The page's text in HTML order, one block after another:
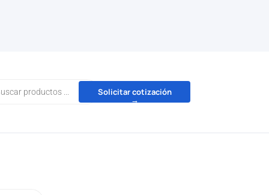
Solicitar cotización
→